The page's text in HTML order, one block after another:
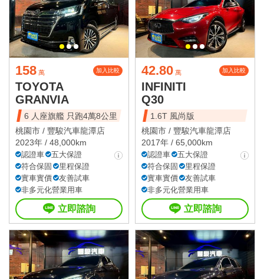
158 萬 加入比較
TOYOTA
GRANVIA
6 人座旗艦 只跑4萬8公里
桃園市 / 豐駿汽車龍潭店
2023年 / 48,000km
認證車
五大保證
符合保固
里程保證
實車實價
友善試車
非多元化營業用車
立即諮詢
42.80 萬 加入比較
INFINITI
Q30
1.6T 風尚版
桃園市 / 豐駿汽車龍潭店
2017年 / 65,000km
認證車
五大保證
符合保固
里程保證
實車實價
友善試車
非多元化營業用車
立即諮詢